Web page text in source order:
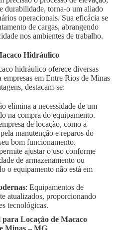
durabilidade, torna-o um aliado
operacionais. Sua eficácia se
de cargas, abrangendo
nos ambientes de trabalho.
Hidráulico
hidráulico oferece diversas
empresas em Entre Rios de Minas
destacam-se:
elimina a necessidade de um
na compra do equipamento.
de locação, como a
manutenção e reparos do
bom funcionamento.
ajustar o uso conforme
de armazenamento ou
o equipamento não está em
: Equipamentos de
atualizados, proporcionando
tecnológicas.
Locação de Macaco
Minas – MG